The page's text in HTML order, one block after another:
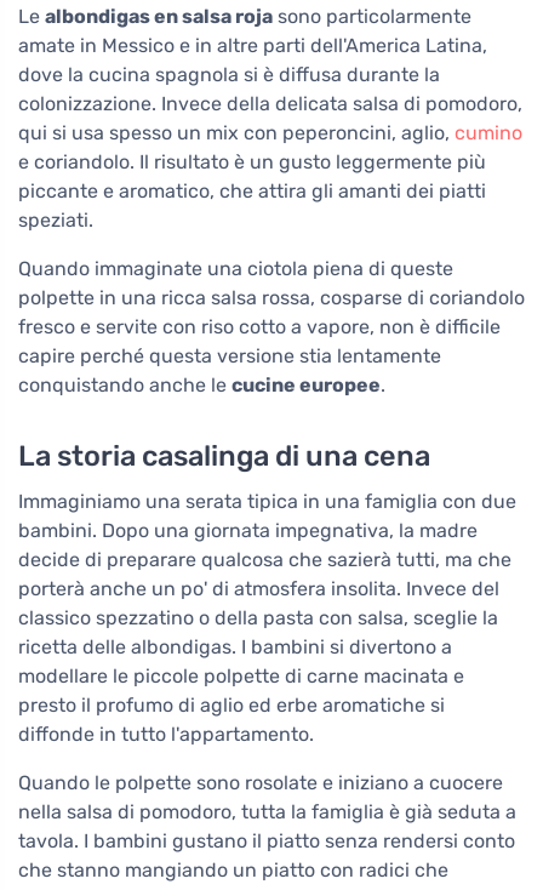
Le albondigas en salsa roja sono particolarmente
amate in Messico e in altre parti dell'America Latina,
dove la cucina spagnola si è diffusa durante la
colonizzazione. Invece della delicata salsa di pomodoro,
qui si usa spesso un mix con peperoncini, aglio, cumino
e coriandolo. Il risultato è un gusto leggermente più
piccante e aromatico, che attira gli amanti dei piatti
speziati.
Quando immaginate una ciotola piena di queste
polpette in una ricca salsa rossa, cosparse di coriandolo
fresco e servite con riso cotto a vapore, non è difficile
capire perché questa versione stia lentamente
conquistando anche le cucine europee.
La storia casalinga di una cena
Immaginiamo una serata tipica in una famiglia con due
bambini. Dopo una giornata impegnativa, la madre
decide di preparare qualcosa che sazierà tutti, ma che
porterà anche un po' di atmosfera insolita. Invece del
classico spezzatino o della pasta con salsa, sceglie la
ricetta delle albondigas. I bambini si divertono a
modellare le piccole polpette di carne macinata e
presto il profumo di aglio ed erbe aromatiche si
diffonde in tutto l'appartamento.
Quando le polpette sono rosolate e iniziano a cuocere
nella salsa di pomodoro, tutta la famiglia è già seduta a
tavola. I bambini gustano il piatto senza rendersi conto
che stanno mangiando un piatto con radici che